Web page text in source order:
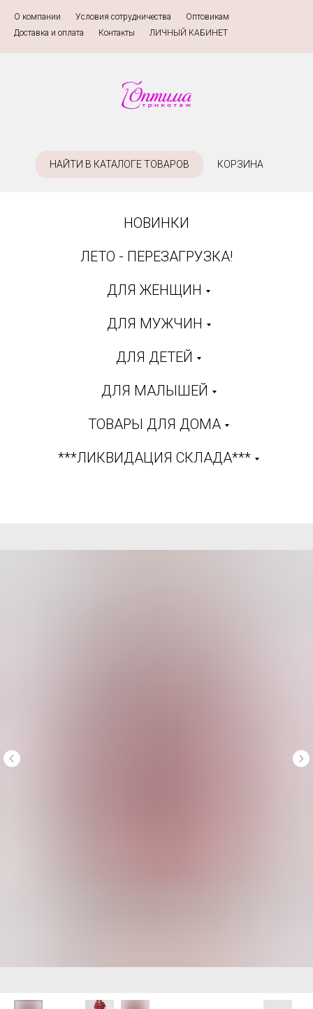
О компании Условия сотрудничества Оптовикам
Доставка и оплата
Контакты ЛИЧНЫЙ КАБИНЕТ
НАЙТИ В КАТАЛОГЕ ТОВАРОВ КОРЗИНА
НОВИНКИ
ЛЕТО - ПЕРЕЗАГРУЗКА!
ДЛЯ ЖЕНЩИН
ДЛЯ МУЖЧИН
ДЛЯ ДЕТЕЙ
ДЛЯ МАЛЫШЕЙ
ТОВАРЫ ДЛЯ ДОМА
***ЛИКВИДАЦИЯ СКЛАДА***